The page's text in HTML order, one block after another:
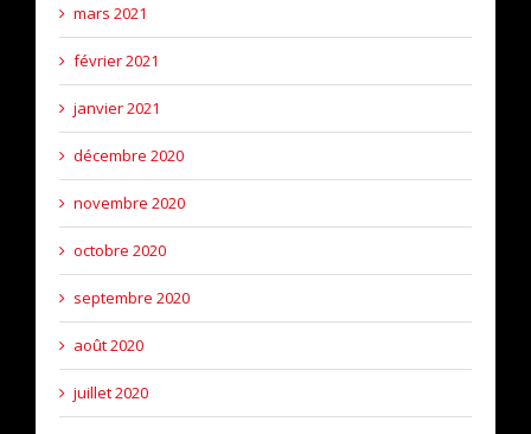
mars 2021
février 2021
janvier 2021
décembre 2020
novembre 2020
octobre 2020
septembre 2020
août 2020
juillet 2020